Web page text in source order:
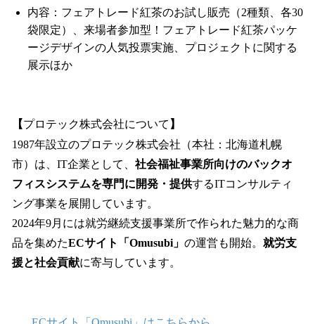
内容：フェアトレード紅茶のお試し販売（2種類、各30
袋限定）、来場者参加型！フェアトレード紅茶パッケ
ージデザインの人気投票実施、プロジェクトに関する
展示ほか
【プロテック株式会社について 】
1987年設立のプロテック株式会社（本社：北海道札幌
市）は、IT企業として、 社会福祉事業所向けのバックオ
フィスシステムを専門に開発・提供するITコンサルティ
ング事業を展開しています。
2024年9月には就労継続支援事業所で作られた魅力的な商
品を集めたECサイト「Omusubi」 の運営も開始。 就労支
援と社会貢献に寄与しています。